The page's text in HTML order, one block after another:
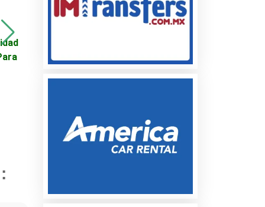
ELECTRICAS EN
Ford Expedition